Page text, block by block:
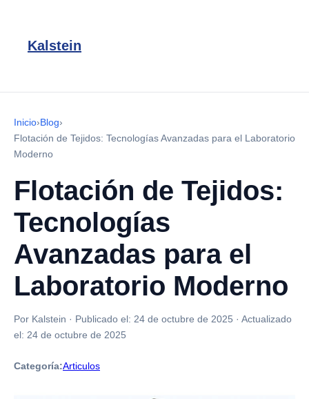
Kalstein
Inicio›Blog›
Flotación de Tejidos: Tecnologías Avanzadas para el Laboratorio
Moderno
Flotación de Tejidos:
Tecnologías
Avanzadas para el
Laboratorio Moderno
Por Kalstein · Publicado el: 24 de octubre de 2025 · Actualizado
el: 24 de octubre de 2025
Categoría:Articulos